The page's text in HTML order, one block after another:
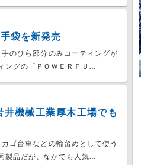
袋を新発売
のひら部分のみコーティングが
ングの「ＰＯＷＥＲＦＵ…
機械工業厚木工場でも
ゴ台車などの輪留めとして使う
製品だが、なかでも人気…